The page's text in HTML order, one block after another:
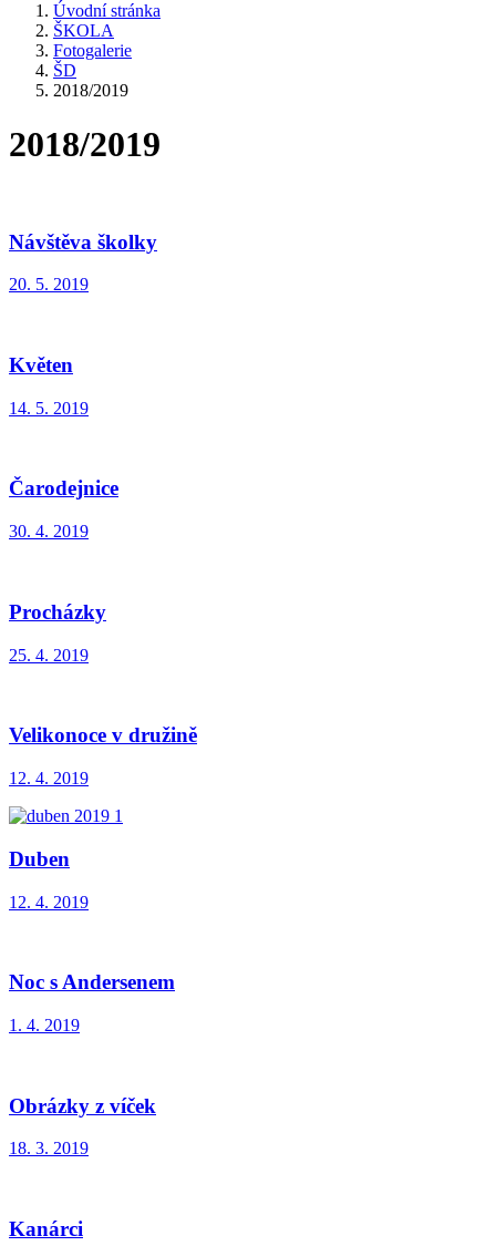
Úvodní stránka
ŠKOLA
Fotogalerie
ŠD
2018/2019
2018/2019
Návštěva školky
20. 5. 2019
Květen
14. 5. 2019
Čarodejnice
30. 4. 2019
Procházky
25. 4. 2019
Velikonoce v družině
12. 4. 2019
Duben
12. 4. 2019
Noc s Andersenem
1. 4. 2019
Obrázky z víček
18. 3. 2019
Kanárci